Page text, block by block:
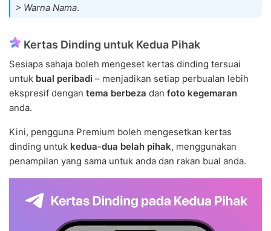
> Warna Nama.
Kertas Dinding untuk Kedua Pihak
Sesiapa sahaja boleh mengeset kertas dinding tersuai
untuk bual peribadi – menjadikan setiap perbualan lebih
ekspresif dengan tema berbeza dan foto kegemaran
anda.
Kini, pengguna Premium boleh mengesetkan kertas
dinding untuk kedua-dua belah pihak, menggunakan
penampilan yang sama untuk anda dan rakan bual anda.